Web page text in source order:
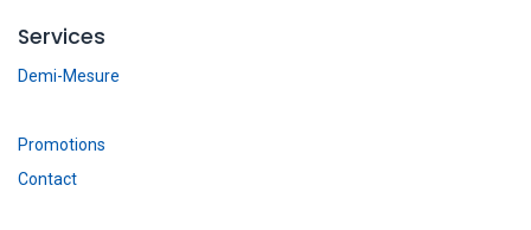
Services
Demi-Mesure
Promotions
Contact